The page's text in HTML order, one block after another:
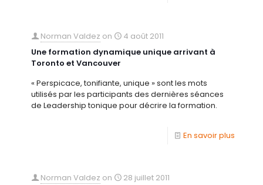
Norman Valdez on
4 août 2011
Une formation dynamique unique arrivant à
Toronto et Vancouver
« Perspicace, tonifiante, unique » sont les mots
utilisés par les participants des dernières séances
de Leadership tonique pour décrire la formation.
En savoir plus
Norman Valdez on
28 juillet 2011